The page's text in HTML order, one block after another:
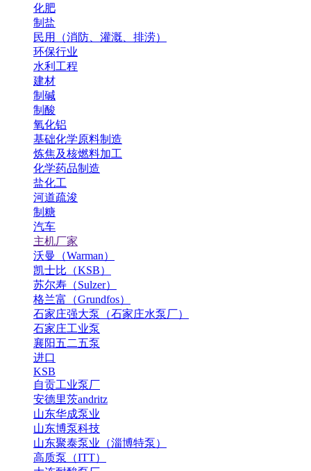
化肥
制盐
民用（消防、灌溉、排涝）
环保行业
水利工程
建材
制碱
制酸
氧化铝
基础化学原料制造
炼焦及核燃料加工
化学药品制造
盐化工
河道疏浚
制糖
汽车
主机厂家
沃曼（Warman）
凯士比（KSB）
苏尔寿（Sulzer）
格兰富（Grundfos）
石家庄强大泵（石家庄水泵厂）
石家庄工业泵
襄阳五二五泵
进口
KSB
自贡工业泵厂
安德里茨andritz
山东华成泵业
山东博泵科技
山东聚泰泵业（淄博特泵）
高质泵（ITT）